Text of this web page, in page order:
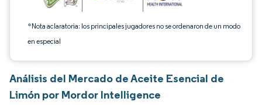
*Nota aclaratoria: los principales jugadores no se ordenaron de un modo
en especial
Análisis del Mercado de Aceite Esencial de
Limón por Mordor Intelligence